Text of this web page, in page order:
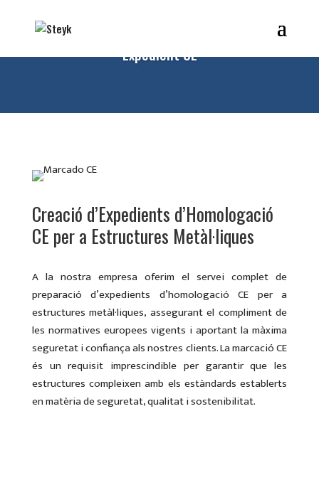
Expedient CE
Creació d’Expedients d’Homologació
CE per a Estructures Metàl·liques
A la nostra empresa oferim el servei complet de
preparació d’expedients d’homologació CE per a
estructures metàl·liques, assegurant el compliment de
les normatives europees vigents i aportant la màxima
seguretat i confiança als nostres clients. La marcació CE
és un requisit imprescindible per garantir que les
estructures compleixen amb els estàndards establerts
en matèria de seguretat, qualitat i sostenibilitat.